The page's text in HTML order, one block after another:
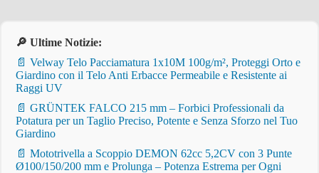
🔎 Ultime Notizie:
📄 Velway Telo Pacciamatura 1x10M 100g/m², Proteggi Orto e
Giardino con il Telo Anti Erbacce Permeabile e Resistente ai
Raggi UV
📄 GRÜNTEK FALCO 215 mm – Forbici Professionali da
Potatura per un Taglio Preciso, Potente e Senza Sforzo nel Tuo
Giardino
📄 Mototrivella a Scoppio DEMON 62cc 5,2CV con 3 Punte
Ø100/150/200 mm e Prolunga – Potenza Estrema per Ogni